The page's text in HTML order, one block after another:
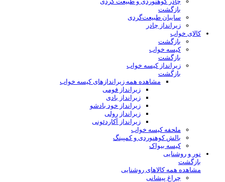
بازگشت
سایبان طبیعت‌گردی
زیرانداز چادر
کالای خواب
بازگشت
کیسه خواب
بازگشت
زیرانداز کیسه خواب
بازگشت
مشاهده همه زیراندازهای کیسه خواب
زیرانداز فومی
زیرانداز بادی
زیرانداز خود بادشو
زیرانداز رولی
زیرانداز آکاردئونی
ملحفه کیسه خواب
بالش کوهنوردی و کمپینگ
کیسه بیواک
نور و روشنایی
بازگشت
مشاهده همه کالاهای روشنایی
چراغ پیشانی